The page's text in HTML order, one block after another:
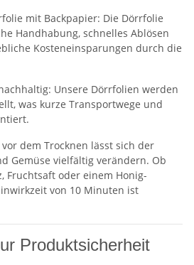
mit Backpapier: Die Dörrfolie
Handhabung, schnelles Ablösen
Kosteneinsparungen durch die
Unsere Dörrfolien werden
was kurze Transportwege und
dem Trocknen lässt sich der
Gemüse vielfältig verändern. Ob
Fruchtsaft oder einem Honig-
von 10 Minuten ist
Produktsicherheit